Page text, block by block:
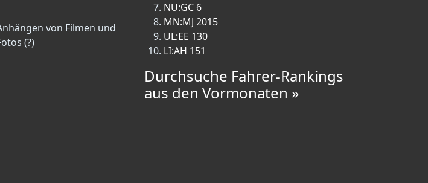
von Filmen und
(?)
NU:GC 6
MN:MJ 2015
UL:EE 130
LI:AH 151
Durchsuche Fahrer-Rankings
aus den Vormonaten »